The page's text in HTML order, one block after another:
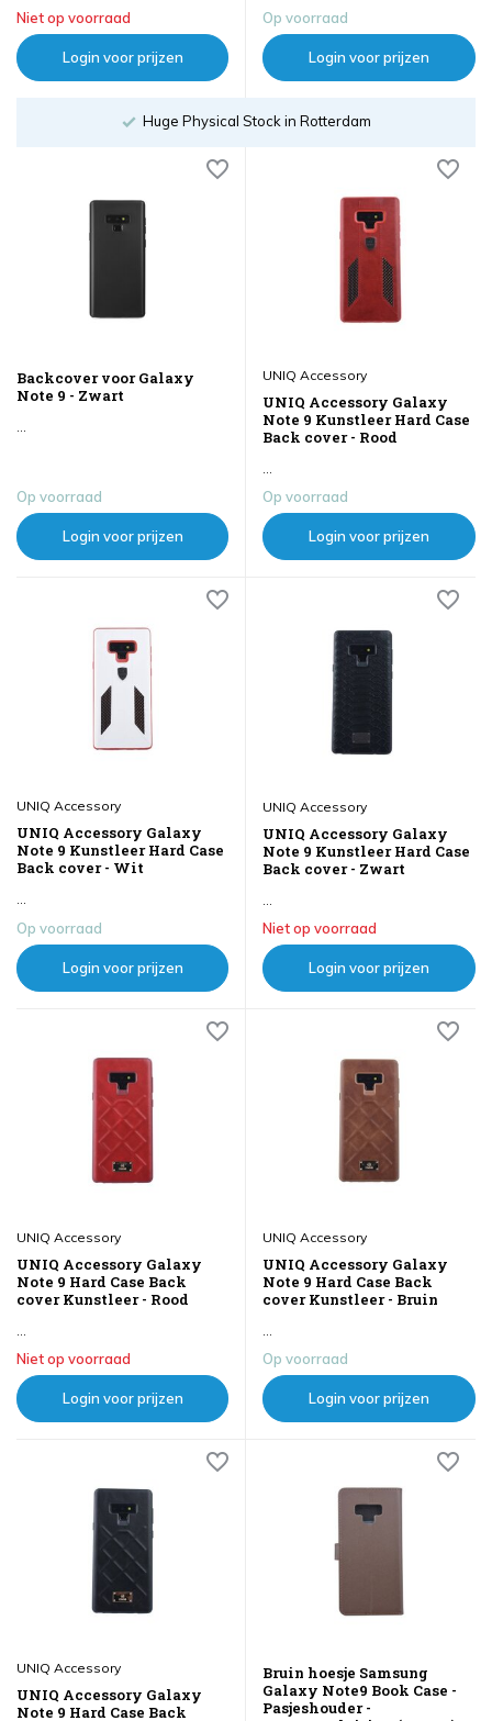
Niet op voorraad
Login voor prijzen
Op voorraad
Login voor prijzen
Order until 18:00
Backcover voor Galaxy
Note 9 - Zwart
...
Op voorraad
Login voor prijzen
UNIQ Accessory
UNIQ Accessory Galaxy
Note 9 Kunstleer Hard Case
Back cover - Rood
...
Op voorraad
Login voor prijzen
UNIQ Accessory
UNIQ Accessory Galaxy
Note 9 Kunstleer Hard Case
Back cover - Wit
Op voorraad
Login voor prijzen
UNIQ Accessory
UNIQ Accessory Galaxy
Note 9 Kunstleer Hard Case
Back cover - Zwart
Niet op voorraad
Login voor prijzen
UNIQ Accessory
UNIQ Accessory Galaxy
Note 9 Hard Case Back
cover Kunstleer - Rood
Niet op voorraad
Login voor prijzen
UNIQ Accessory
UNIQ Accessory Galaxy
Note 9 Hard Case Back
cover Kunstleer - Bruin
...
Op voorraad
Login voor prijzen
UNIQ Accessory
UNIQ Accessory Galaxy
Note 9 Hard Case Back
Bruin hoesje Samsung
Galaxy Note9 Book Case -
Pasjeshouder -